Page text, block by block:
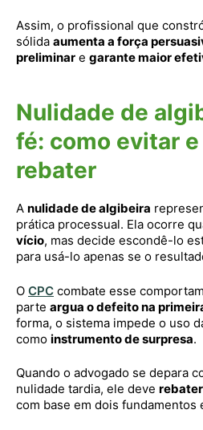
Assim, o profissional que
sólida aumenta a força
preliminar e garante maior
Nulidade de
fé: como evitar
rebater
A nulidade de algibeira
prática processual. Ela ocorre
vício, mas decide escondê-lo
para usá-lo apenas se o
O CPC combate esse
parte argua o defeito na
forma, o sistema impede o uso
como instrumento de surpresa.
Quando o advogado se depara
nulidade tardia, ele deve
com base em dois fundamentos